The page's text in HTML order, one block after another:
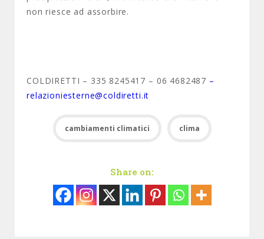
non riesce ad assorbire.
COLDIRETTI – 335 8245417 – 06 4682487 –
relazioniesterne@coldiretti.it
cambiamenti climatici clima
Share on: